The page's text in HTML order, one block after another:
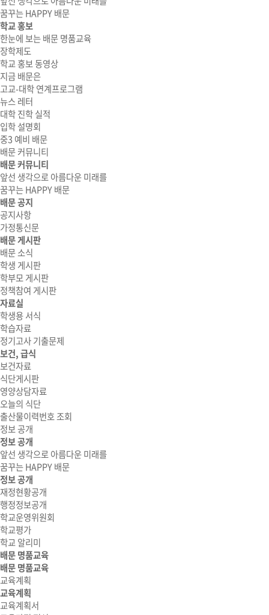
꿈꾸는 HAPPY 배문
학교 홍보
한눈에 보는 배문 명품교육
장학제도
학교 홍보 동영상
지금 배문은
고교-대학 연계프로그램
뉴스 레터
대학 진학 실적
입학 설명회
중3 예비 배문
배문 커뮤니티
배문 커뮤니티
앞선 생각으로 아름다운 미래를
꿈꾸는 HAPPY 배문
배문 공지
공지사항
가정통신문
배문 게시판
배문 소식
학생 게시판
학부모 게시판
정책참여 게시판
자료실
학생용 서식
학습자료
정기고사 기출문제
보건, 급식
보건자료
식단게시판
영양상담자료
오늘의 식단
출산물이력번호 조회
정보 공개
정보 공개
앞선 생각으로 아름다운 미래를
꿈꾸는 HAPPY 배문
정보 공개
재정현황공개
행정정보공개
학교운영위원회
학교평가
학교 알리미
배문 명품교육
배문 명품교육
교육계획
교육계획
교육계획서